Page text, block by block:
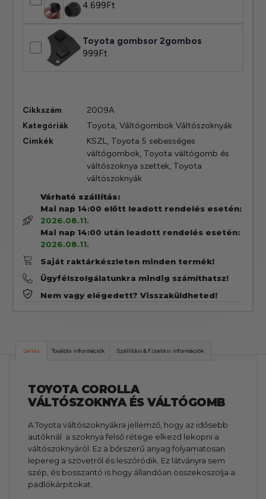
4.699Ft
Toyota gombsor 2gombos
999Ft
Cikkszám
2009A
Kategóriák
Toyota,Váltógombok Váltószoknyák
Cimkék
KSZL, Toyota 5 sebességes
váltógombok, Toyota váltógomb és
váltószoknya szettek, Toyota
váltószoknyák
Várható szállítás:
Mai nap 14:00 előtt leadott rendelés esetén:
2026.08.11.
Mai nap 14:00 után leadott rendelés esetén:
2026.08.11.
Saját raktárkészleten minden termék!
Ügyfélszolgálatunkra mindig számíthatsz!
Nem vagy elégedett? Visszaküldheted!
Leírás További információk Szállítási & Fizetési információk
TOYOTA COROLLA
VÁLTÓSZOKNYA ÉS VÁLTÓGOMB
A Toyota váltószoknyákra jellemző, hogy az idősebb
autóknál a szoknya felső rétege elkezd lekopni a
váltószoknyáról. Ez a bőrszerű anyag folyamatosan
lepereg a szövetről és leszóródik. Ez látványra sem
szép, és bosszantó is hogy állandóan összekoszolja a
padlókárpitokat.